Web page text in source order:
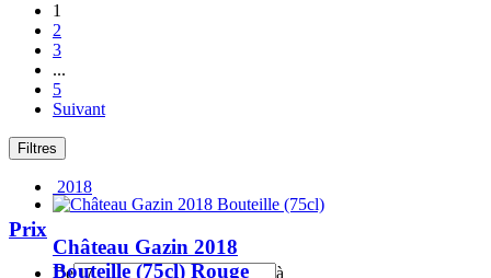
1
2
3
...
5
Suivant
Filtres
2018
Prix
De
à
Château Gazin 2018
Bouteille (75cl) Rouge